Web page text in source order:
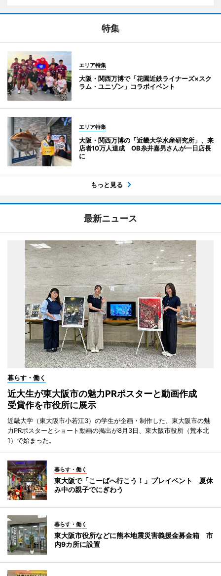
特集
エリア特集
大阪・関西万博で「花園近鉄ライナーズ×スク
ラム・ユニゾン」コラボイベント
エリア特集
大阪・関西万博の「近畿大学水産研究所」、来
店者10万人達成 OB糸井嘉男さんが一日店長
に
もっと見る
最新ニュース
暮らす・働く
近大生が東大阪市の魅力PRポスターと動画作成
受賞作を市役所に展示
近畿大学（東大阪市小若江3）の学生が企画・制作した、東大阪市の魅
力PRポスターとショート動画の掲出が8月3日、東大阪市役所（荒本北
1）で始まった。
暮らす・働く
東大阪で「こーばへ行こう！」プレイベント 夏休
み中の親子でにぎわう
暮らす・働く
東大阪市役所などに熊本地震災害義援金募金箱 市
内9カ所に設置